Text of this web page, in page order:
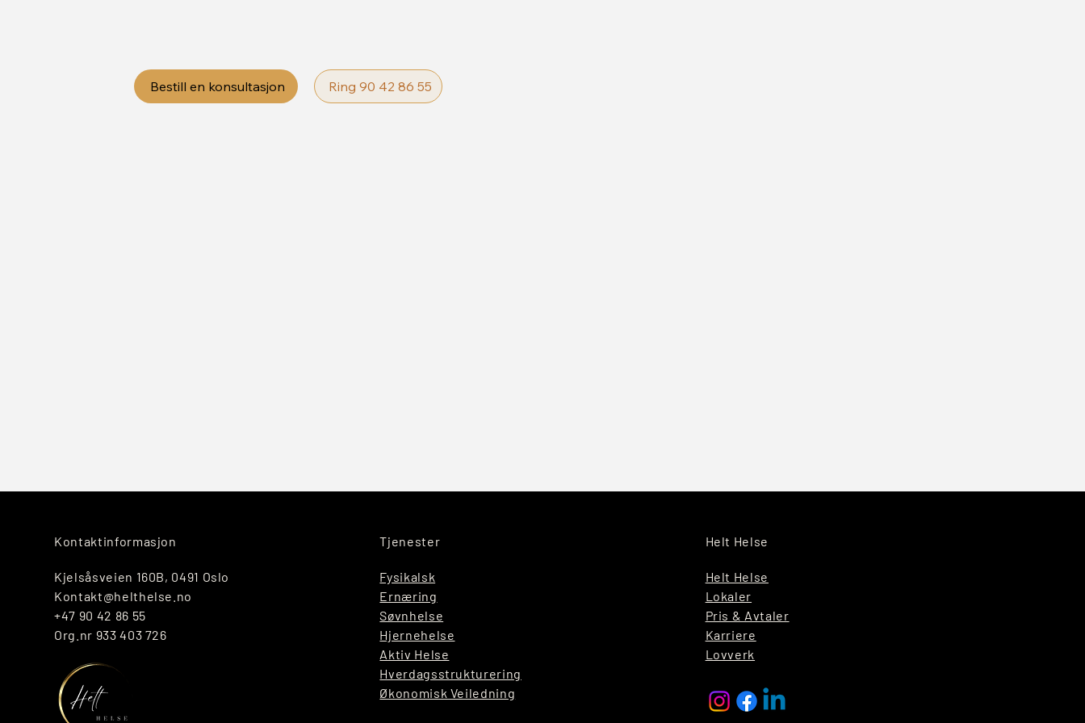
Bestill en konsultasjon Ring 90 42 86 55
Kontaktinformasjon
Kjelsåsveien 160B, 0491 Oslo
Kontakt@helthelse.no
+47 90 42 86 55
Org.nr 933 403 726
Tjenester
Fysikalsk
Ernæring
Søvnhelse
Hjernehelse
Aktiv Helse
Hverdagsstrukturering
Økonomisk Veiledning
Helt Helse
Helt Helse
Lokaler
Pris & Avtaler
Karriere
Lovverk